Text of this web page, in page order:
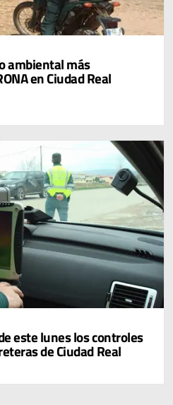
ambiental más
en Ciudad Real
este lunes los controles
de Ciudad Real